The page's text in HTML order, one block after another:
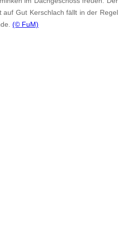
auf Gut Kerschlach fällt in der Regel
(© FuM)